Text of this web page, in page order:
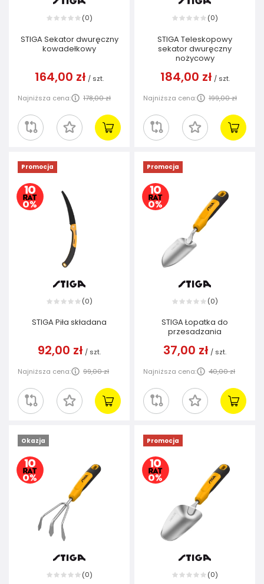
(0)
STIGA Sekator dwuręczny
kowadełkowy
164,00 zł / szt.
Najniższa cena: 178,00 zł
(0)
STIGA Teleskopowy
sekator dwuręczny
nożycowy
184,00 zł / szt.
Najniższa cena: 199,00 zł
Promocja
(0)
STIGA Piła składana
92,00 zł / szt.
Najniższa cena: 99,00 zł
Promocja
(0)
STIGA Łopatka do
przesadzania
37,00 zł / szt.
Najniższa cena: 40,00 zł
Okazja
(0)
Promocja
(0)